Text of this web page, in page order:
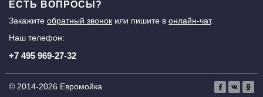
ЕСТЬ ВОПРОСЫ?
Закажите обратный звонок или пишите в онлайн-чат.
Наш телефон:
+7 495 969-27-32
© 2014-2026 Евромойка